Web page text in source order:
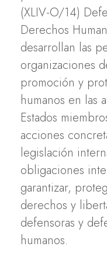
(XLIV-O/14)
Derechos
desarrollan las
organizaciones
promoción y
humanos en las
Estados
acciones
legislación
obligaciones
garantizar,
derechos y
defensoras y
humanos.